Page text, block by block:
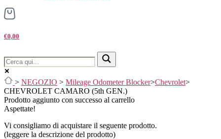
€0,00
> NEGOZIO > Mileage Odometer Blocker>Chevrolet>
CHEVROLET CAMARO (5th GEN.)
Prodotto aggiunto con successo al carrello
Aspettate!
Vi consigliamo di acquistare il seguente prodotto.
(leggere la descrizione del prodotto)